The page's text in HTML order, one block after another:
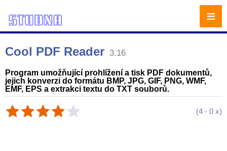
Cool PDF Reader 3.16
Program umožňující prohlížení a tisk PDF dokumentů,
jejich konverzi do formátu BMP, JPG, GIF, PNG, WMF,
EMF, EPS a extrakci textu do TXT souborů.
(4 - 0 x)
≡